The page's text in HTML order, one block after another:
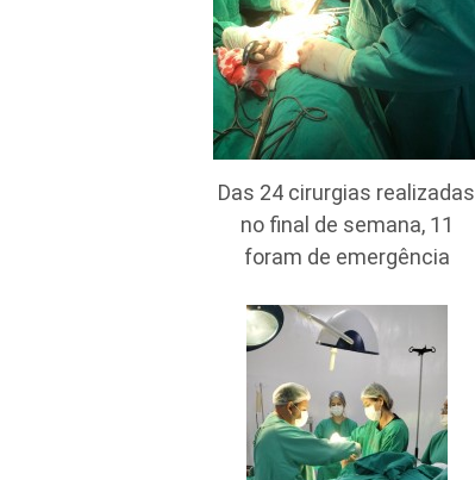
Das 24 cirurgias realizadas
no final de semana, 11
foram de emergência